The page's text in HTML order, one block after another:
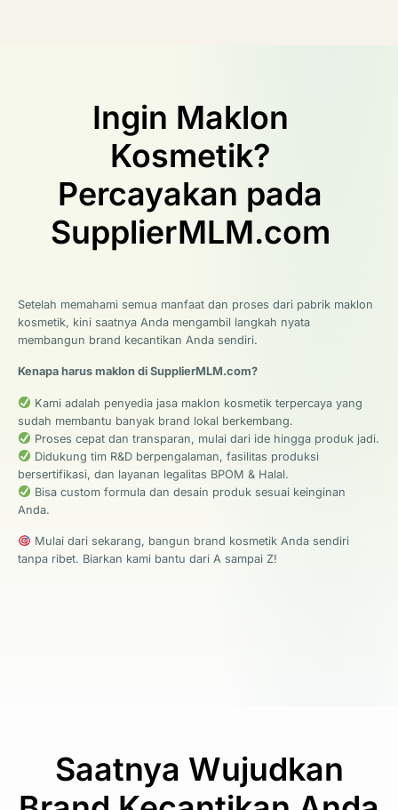
Ingin Maklon
Kosmetik?
Percayakan pada
SupplierMLM.com
Setelah memahami semua manfaat dan proses dari pabrik maklon
kosmetik, kini saatnya Anda mengambil langkah nyata
membangun brand kecantikan Anda sendiri.
Kenapa harus maklon di SupplierMLM.com?
Kami adalah penyedia jasa maklon kosmetik terpercaya yang
sudah membantu banyak brand lokal berkembang.
Proses cepat dan transparan, mulai dari ide hingga produk jadi.
Didukung tim R&D berpengalaman, fasilitas produksi
bersertifikasi, dan layanan legalitas BPOM & Halal.
Bisa custom formula dan desain produk sesuai keinginan
Anda.
Mulai dari sekarang, bangun brand kosmetik Anda sendiri
tanpa ribet. Biarkan kami bantu dari A sampai Z!
Saatnya Wujudkan